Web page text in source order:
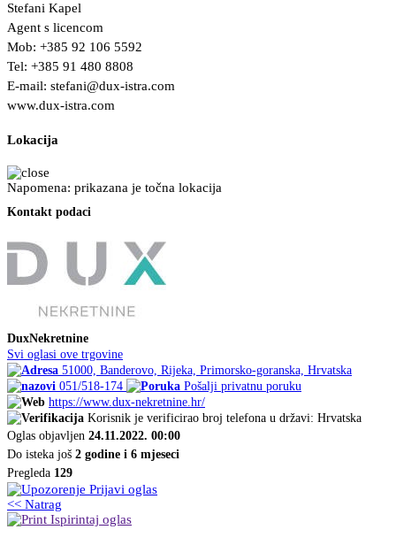
Stefani Kapel
Agent s licencom
Mob: +385 92 106 5592
Tel: +385 91 480 8808
E-mail: stefani@dux-istra.com
www.dux-istra.com
Lokacija
Napomena: prikazana je točna lokacija
Kontakt podaci
DuxNekretnine
Svi oglasi ove trgovine
51000, Banderovo, Rijeka, Primorsko-goranska, Hrvatska
051/518-174
Pošalji privatnu poruku
https://www.dux-nekretnine.hr/
Korisnik je verificirao broj telefona u državi: Hrvatska
Oglas objavljen 24.11.2022. 00:00
Do isteka još 2 godine i 6 mjeseci
Pregleda 129
Prijavi oglas
<< Natrag
Ispirintaj oglas